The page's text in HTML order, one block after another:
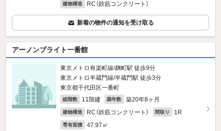
建物構造 RC（鉄筋コンクリート）
新着の物件の通知を受け取る
アーノンブライト一番館
東京メトロ有楽町線/麹町駅 徒歩9分
東京メトロ半蔵門線/半蔵門駅 徒歩3分
東京都千代田区一番町
総階数 11階建 築年数 築20年8ヶ月
建物構造 RC（鉄筋コンクリート） 間取り 1R
専有面積 47.97㎡